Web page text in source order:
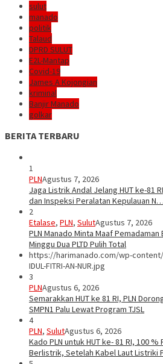
sulut
manado
politik
Talaud
DPRD SULUT
E2L-Mantap
Covid-19
James A Kojongian
kriminal
Banjir Manado
golkar
BERITA TERBARU
1
PLNAgustus 7, 2026
Jaga Listrik Andal Jelang HUT ke-81
dan Inspeksi Peralatan Kepulauan N…
2
Etalase, PLN, SulutAgustus 7, 2026
PLN Manado Minta Maaf
Minggu Dua PLTD Pulih Total
https://harimanado.com/wp-
IDUL-FITRI-AN-NUR.jpg
3
PLNAgustus 6, 2026
Semarakkan HUT ke 81 RI, PLN
SMPN1 Palu Lewat Program TJSL
4
PLN, SulutAgustus 6, 2026
Kado PLN untuk HUT ke- 81 RI, 100
Berlistrik, Setelah Kabel Laut Listriki